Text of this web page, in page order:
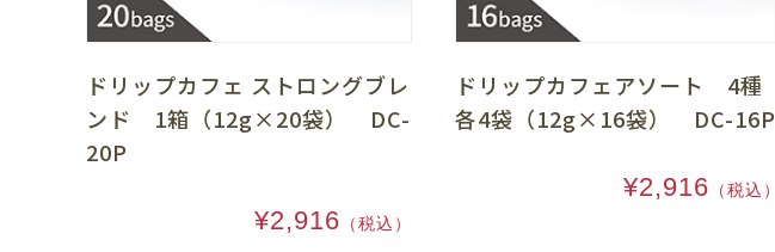
ドリップカフェ ストロングブレ
ンド 1箱（12g×20袋） DC-
20P
¥2,916 （税込）
ドリップカフェアソート 4種
各4袋（12g×16袋） DC-16P
¥2,916 （税込）